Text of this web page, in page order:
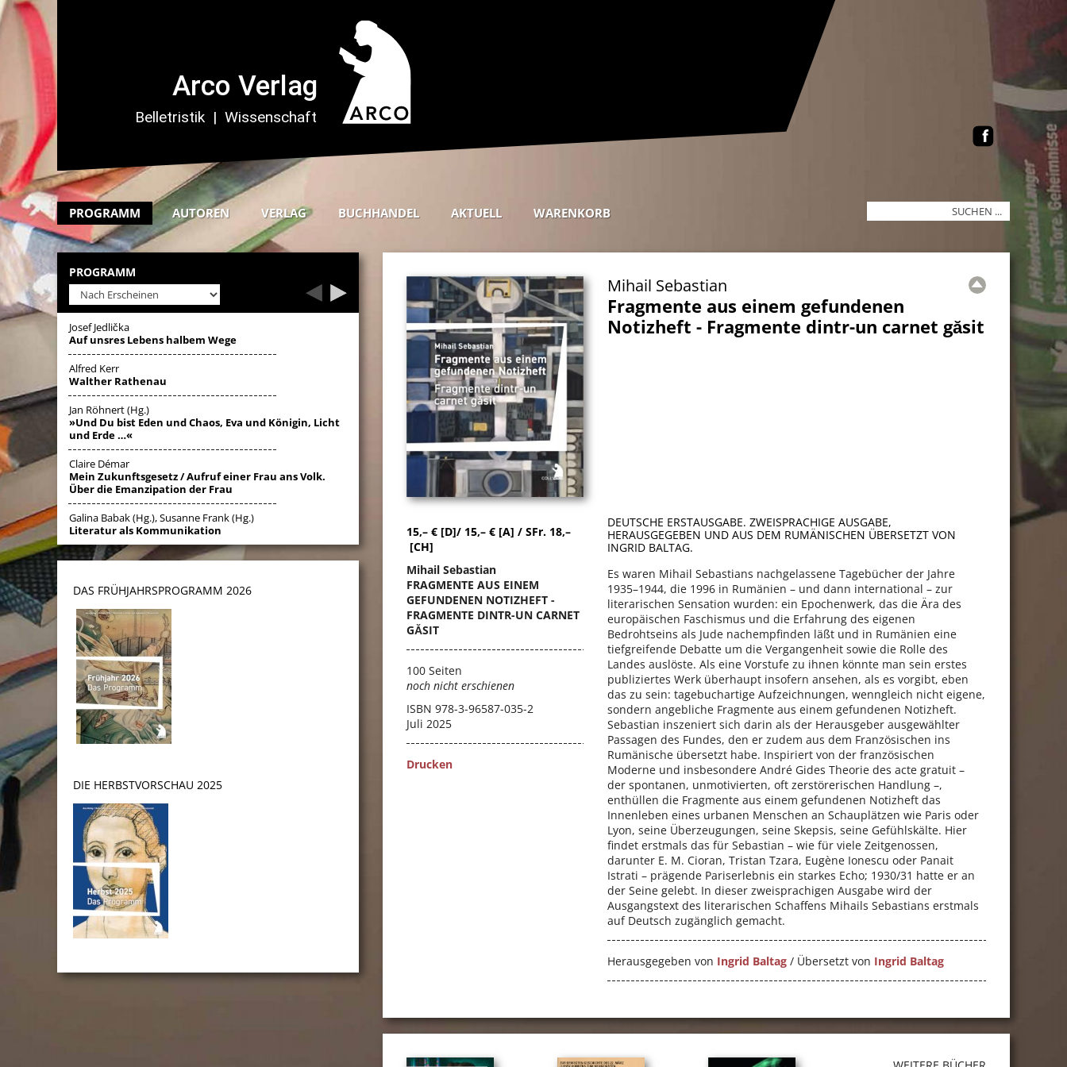
PROGRAMM AUTOREN VERLAG BUCHHANDEL AKTUELL WARENKORB
PROGRAMM
Josef Jedlička
Auf unsres Lebens halbem Wege
Alfred Kerr
Walther Rathenau
Jan Röhnert (Hg.)
»Und Du bist Eden und Chaos, Eva und Königin, Licht
und Erde …«
Claire Démar
Mein Zukunftsgesetz / Aufruf einer Frau ans Volk.
Über die Emanzipation der Frau
Galina Babak (Hg.), Susanne Frank (Hg.)
Literatur als Kommunikation
DAS FRÜHJAHRSPROGRAMM 2026
DIE HERBSTVORSCHAU 2025
Mihail Sebastian
Fragmente aus einem gefundenen
Notizheft - Fragmente dintr-un carnet găsit
DEUTSCHE ERSTAUSGABE. ZWEISPRACHIGE AUSGABE,
HERAUSGEGEBEN UND AUS DEM RUMÄNISCHEN ÜBERSETZT VON
INGRID BALTAG.
Es waren Mihail Sebastians nachgelassene Tagebücher der Jahre
1935–1944, die 1996 in Rumänien – und dann international – zur
literarischen Sensation wurden: ein Epochenwerk, das die Ära des
europäischen Faschismus und die Erfahrung des eigenen
Bedrohtseins als Jude nachempfinden läßt und in Rumänien eine
tiefgreifende Debatte um die Vergangenheit sowie die Rolle des
Landes auslöste. Als eine Vorstufe zu ihnen könnte man sein erstes
publiziertes Werk überhaupt insofern ansehen, als es vorgibt, eben
das zu sein: tagebuchartige Aufzeichnungen, wenngleich nicht eigene,
sondern angebliche Fragmente aus einem gefundenen Notizheft.
Sebastian inszeniert sich darin als der Herausgeber ausgewählter
Passagen des Fundes, den er zudem aus dem Französischen ins
Rumänische übersetzt habe. Inspiriert von der französischen
Moderne und insbesondere André Gides Theorie des acte gratuit –
der spontanen, unmotivierten, oft zerstörerischen Handlung –,
enthüllen die Fragmente aus einem gefundenen Notizheft das
Innenleben eines urbanen Menschen an Schauplätzen wie Paris oder
Lyon, seine Überzeugungen, seine Skepsis, seine Gefühlskälte. Hier
findet erstmals das für Sebastian – wie für viele Zeitgenossen,
darunter E. M. Cioran, Tristan Tzara, Eugène Ionescu oder Panait
Istrati – prägende Pariserlebnis ein starkes Echo; 1930/31 hatte er an
der Seine gelebt. In dieser zweisprachigen Ausgabe wird der
Ausgangstext des literarischen Schaffens Mihails Sebastians erstmals
auf Deutsch zugänglich gemacht.
Herausgegeben von Ingrid Baltag / Übersetzt von Ingrid Baltag
15,– € [D]/ 15,– € [A] / SFr. 18,–
[CH]
Mihail Sebastian
FRAGMENTE AUS EINEM
GEFUNDENEN NOTIZHEFT -
FRAGMENTE DINTR-UN CARNET
GĂSIT
100 Seiten
noch nicht erschienen
ISBN 978-3-96587-035-2
Juli 2025
Drucken